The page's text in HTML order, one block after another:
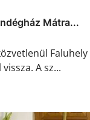
Mátra...
A sz...